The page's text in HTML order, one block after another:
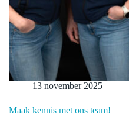
13 november 2025
Maak kennis met ons team!